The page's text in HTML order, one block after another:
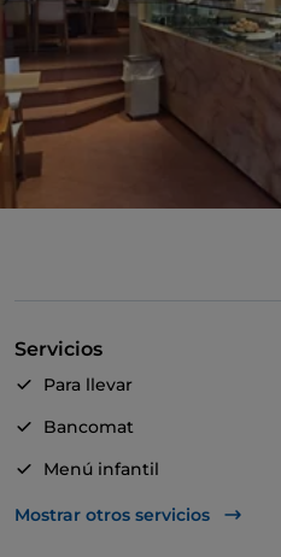
Servicios
Para llevar
Bancomat
Menú infantil
Acceso para inválidos
Mostrar otros servicios